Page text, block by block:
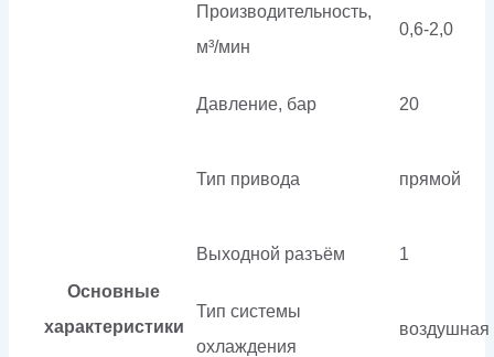
Основные
характеристики
Производительность,
м³/мин
0,6-2,0
Давление, бар 20
Тип привода прямой
Выходной разъём 1
Тип системы
охлаждения
воздушная